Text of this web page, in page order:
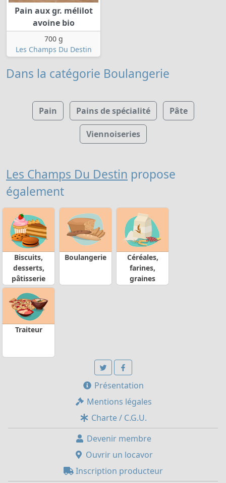
Pain aux gr. mélilot
avoine bio
700 g
Les Champs Du Destin
Dans la catégorie Boulangerie
Pain Pains de spécialité Pâte
Viennoiseries
Les Champs Du Destin propose
également
Biscuits,
desserts,
pâtisserie
Boulangerie
Céréales,
farines,
graines
Traiteur
Présentation
Mentions légales
Charte / C.G.U.
Devenir membre
Ouvrir un locavor
Inscription producteur